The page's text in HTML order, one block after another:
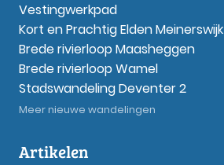
Vestingwerkpad
Kort en Prachtig Elden Meinerswijk
Brede rivierloop Maasheggen
Brede rivierloop Wamel
Stadswandeling Deventer 2
Meer nieuwe wandelingen
Artikelen